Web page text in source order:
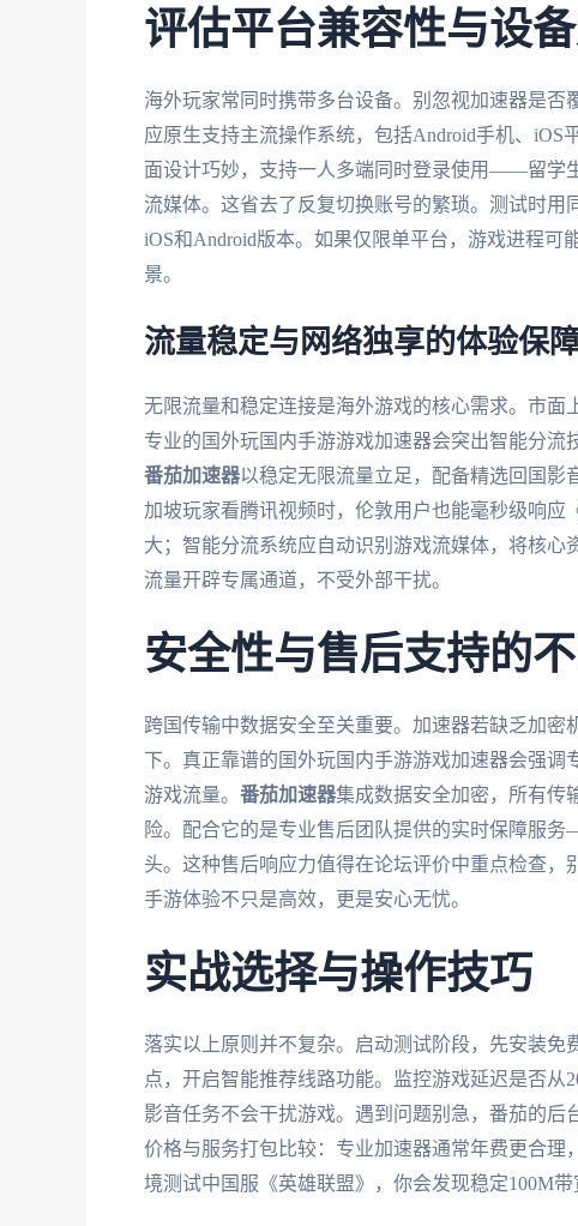
评估平台兼容性与设
海外玩家常同时携带多台设备。别忽视加速器是
应原生支持主流操作系统，包括Android手机、iOS
面设计巧妙，支持一人多端同时登录使用——留学
流媒体。这省去了反复切换账号的繁琐。测试时
iOS和Android版本。如果仅限单平台，游戏进程
景。
流量稳定与网络独享的体验保
无限流量和稳定连接是海外游戏的核心需求。市面
专业的国外玩国内手游游戏加速器会突出智能分流
番茄加速器以稳定无限流量立足，配备精选回国
加坡玩家看腾讯视频时，伦敦用户也能毫秒级响
大；智能分流系统应自动识别游戏流媒体，将核
流量开辟专属通道，不受外部干扰。
安全性与售后支持的
跨国传输中数据安全至关重要。加速器若缺乏加
下。真正靠谱的国外玩国内手游游戏加速器会强
游戏流量。 番茄加速器集成数据安全加密，所有传
险。配合它的是专业售后团队提供的实时保障服
头。这种售后响应力值得在论坛评价中重点检查，
手游体验不只是高效，更是安心无忧。
实战选择与操作技巧
落实以上原则并不复杂。启动测试阶段，先安装免
点，开启智能推荐线路功能。监控游戏延迟是否从
影音任务不会干扰游戏。遇到问题别急，番茄的
价格与服务打包比较：专业加速器通常年费更合
境测试中国服《英雄联盟》，你会发现稳定100M带